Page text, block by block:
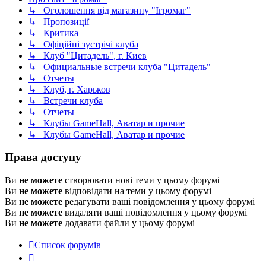
↳ Оголошення від магазину "Ігромаг"
↳ Пропозиції
↳ Критика
↳ Офіційні зустрічі клуба
↳ Клуб "Цитадель", г. Киев
↳ Официальные встречи клуба "Цитадель"
↳ Отчеты
↳ Клуб, г. Харьков
↳ Встречи клуба
↳ Отчеты
↳ Клубы GameHall, Аватар и прочие
↳ Клубы GameHall, Аватар и прочие
Права доступу
Ви не можете створювати нові теми у цьому форумі
Ви не можете відповідати на теми у цьому форумі
Ви не можете редагувати ваші повідомлення у цьому форумі
Ви не можете видаляти ваші повідомлення у цьому форумі
Ви не можете додавати файли у цьому форумі
Список форумів